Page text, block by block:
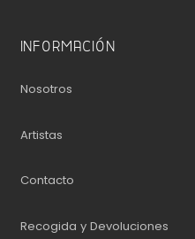
INFORMACIÓN
Nosotros
Artistas
Contacto
Recogida y Devoluciones